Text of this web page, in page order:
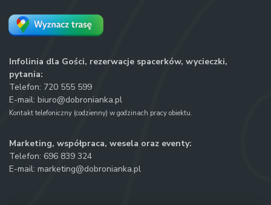
Infolinia dla Gości, rezerwacje spacerków, wycieczki,
pytania:
Telefon: 720 555 599
E-mail: biuro@dobronianka.pl
Kontakt telefoniczny (codzienny) w godzinach pracy obiektu.
Marketing, współpraca, wesela oraz eventy:
Telefon: 696 839 324
E-mail: marketing@dobronianka.pl